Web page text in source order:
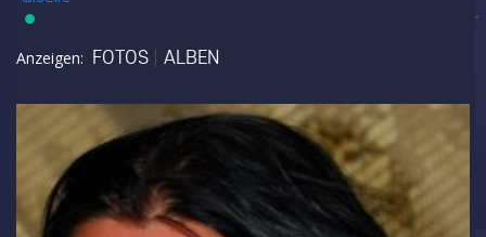
Anzeigen: FOTOS ALBEN